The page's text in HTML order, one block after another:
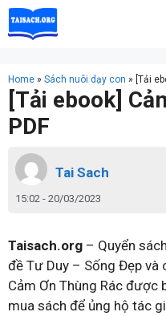
Skip
to
Home » Sách nuôi dạy con » [Tải
[Tải ebook]
PDF
Tai Sach
15:02 - 20/03/2023
Taisach.org – Quyển
đề Tư Duy – Sống Đẹp
Cảm Ơn Thùng Rác được
mua sách để ủng hộ tác